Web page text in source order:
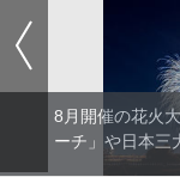
8月開催の花火
ーチ」や日本三